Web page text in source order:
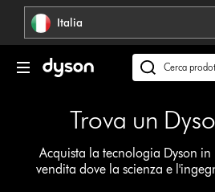
navigazione Italia
Cerca
dyson.it
Trova un
Acquista la tecnologia Dyson
vendita dove la scienza e